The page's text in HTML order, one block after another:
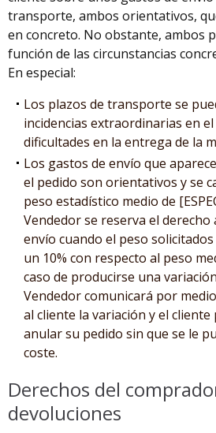
transporte, ambos orientativos,
en concreto. No obstante, ambos
función de las circunstancias
En especial:
Los plazos de transporte se
incidencias extraordinarias en
dificultades en la entrega de la
Los gastos de envío que
el pedido son orientativos y se
peso estadístico medio de
Vendedor se reserva el
envío cuando el peso
un 10% con respecto al peso
caso de producirse una
Vendedor comunicará por
al cliente la variación y el
anular su pedido sin que se le
coste.
Derechos del
devoluciones